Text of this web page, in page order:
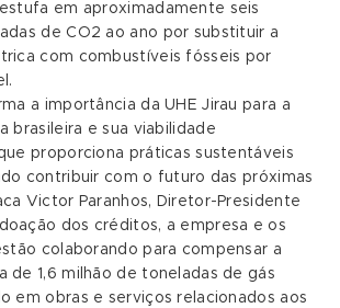
em aproximadamente seis
de CO2 ao ano por substituir a
com combustíveis fósseis por
a importância da UHE Jirau para a
brasileira e sua viabilidade
proporciona práticas sustentáveis
contribuir com o futuro das próximas
Victor Paranhos, Diretor-Presidente
doação dos créditos, a empresa e os
colaborando para compensar a
de 1,6 milhão de toneladas de gás
em obras e serviços relacionados aos